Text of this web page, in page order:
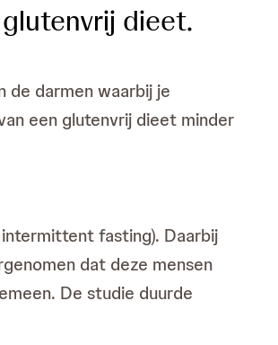
dieet.
de darmen waarbij je
een glutenvrij dieet minder
fasting). Daarbij
dat deze mensen
De studie duurde